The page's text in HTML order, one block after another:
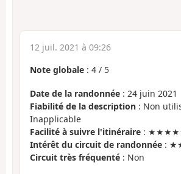
12 juil. 2021 à 09:26
Note globale : 4 / 5
Date de la randonnée : 24 juin 2021
Fiabilité de la description : Non
Inapplicable
Facilité à suivre l'itinéraire :
Intérêt du circuit de randonnée :
Circuit très fréquenté : Non